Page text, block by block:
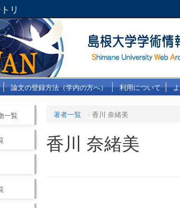
リ
論文の登録方法（学内の方へ） 利用について
一覧 著者一覧 香川 奈緒美
香川 奈緒美